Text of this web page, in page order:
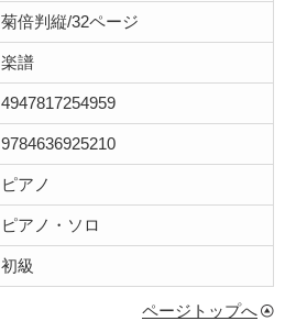
菊倍判縦/32ページ
楽譜
4947817254959
9784636925210
ピアノ
ピアノ・ソロ
初級
ページトップへ